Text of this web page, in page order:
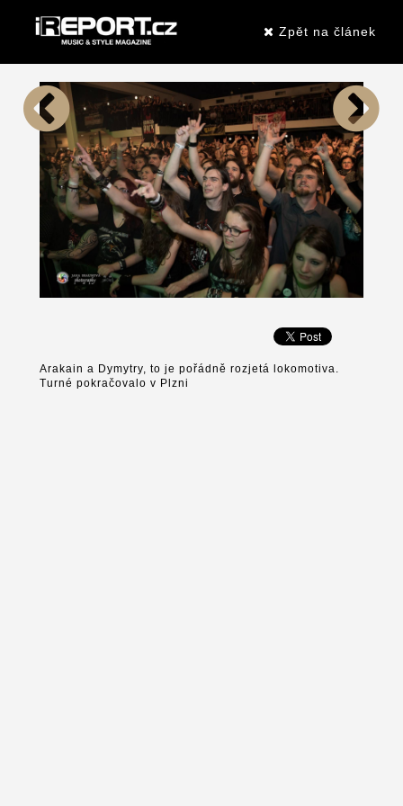
Zpět na článek
Arakain a Dymytry, to je pořádně rozjetá lokomotiva.
Turné pokračovalo v Plzni